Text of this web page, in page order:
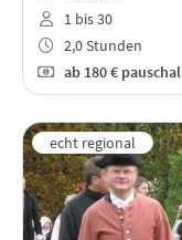
1 bis 30
2,0 Stunden
ab180 € pauschal